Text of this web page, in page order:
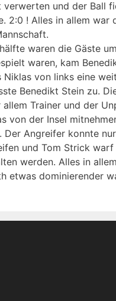
und der Ball
2:0 ! Alles in allem war
waren die Gäste
waren, kam
von links eine
Benedikt Stein zu.
Trainer und der
von der Insel
Angreifer konnte
und Tom Strick
werden. Alles in
etwas dominierender